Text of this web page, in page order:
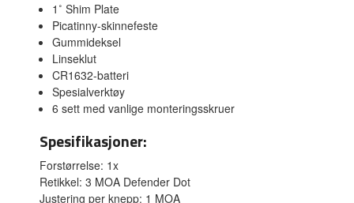
1˚ Shim Plate
Picatinny-skinnefeste
Gummideksel
Linseklut
CR1632-batteri
Spesialverktøy
6 sett med vanlige monteringsskruer
Spesifikasjoner:
Forstørrelse: 1x
Retikkel: 3 MOA Defender Dot
Justering per knepp: 1 MOA